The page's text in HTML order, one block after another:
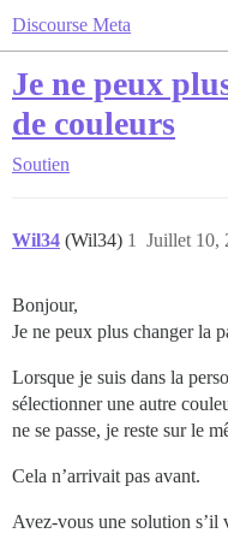
Discourse Meta
Je ne peux
de couleurs
Soutien
Wil34 (Wil34) Juillet 10,
1
Bonjour,
Je ne peux plus changer la
Lorsque je suis dans la
sélectionner une autre
ne se passe, je reste sur le
Cela n’arrivait pas avant.
Avez-vous une solution s’il